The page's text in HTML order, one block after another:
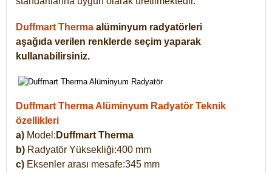
Duffmart Therma alüminyum radyatörleri
aşağıda verilen renklerde seçim yaparak
kullanabilirsiniz.
Duffmart Therma Alüminyum Radyatör Teknik
özellikleri
a) Model: Duffmart Therma
b) Radyatör Yüksekliği:400 mm
c) Eksenler arası mesafe:345 mm